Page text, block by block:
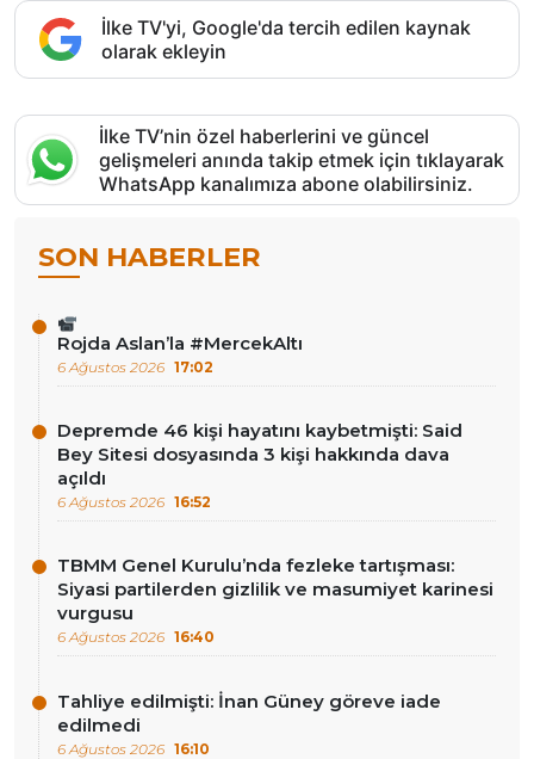
İlke TV'yi, Google'da tercih edilen kaynak
olarak ekleyin
İlke TV’nin özel haberlerini ve güncel
gelişmeleri anında takip etmek için tıklayarak
WhatsApp kanalımıza abone olabilirsiniz.
SON HABERLER
Rojda Aslan’la #MercekAltı
6 Ağustos 2026 17:02
Depremde 46 kişi hayatını kaybetmişti: Said
Bey Sitesi dosyasında 3 kişi hakkında dava
açıldı
6 Ağustos 2026 16:52
TBMM Genel Kurulu’nda fezleke tartışması:
Siyasi partilerden gizlilik ve masumiyet karinesi
vurgusu
6 Ağustos 2026 16:40
Tahliye edilmişti: İnan Güney göreve iade
edilmedi
6 Ağustos 2026 16:10